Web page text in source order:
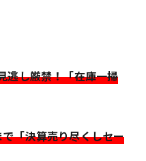
逃し厳禁！「在庫一掃
「決算売り尽くしセー